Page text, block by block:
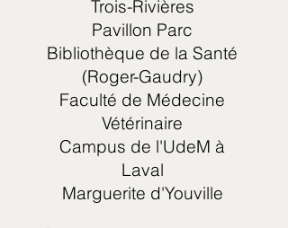
Trois-Rivières
Pavillon Parc
Bibliothèque de la Santé
(Roger-Gaudry)
Faculté de Médecine
Vétérinaire
Campus de l'UdeM à
Laval
Marguerite d'Youville